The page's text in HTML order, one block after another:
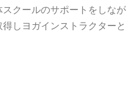
クールのサポートをしなが
しヨガインストラクターと